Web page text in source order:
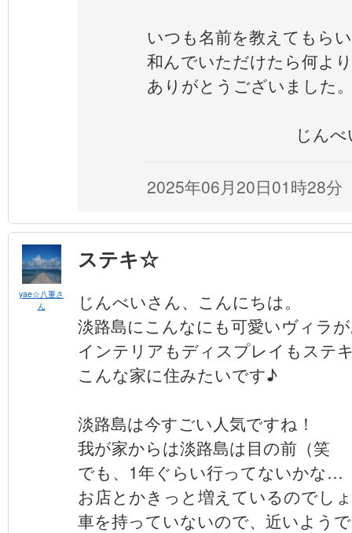
いつも名前を教えてもら
和んでいただけたら何よ
ありがとうございました
じんべ
2025年06月20日01時28分
yae☆八重さ
ん
ステキ☆
じんべいさん、こんにちは。
淡路島にこんなにも可愛いヴィラ
インテリアもディスプレイもステ
こんな家に住みたいです♪
淡路島は今すごい人気ですね！
我が家からは淡路島は目の前（笑
でも、1年ぐらい行ってないかな…
お店とかきっと増えているのでし
車を持っていないので、近いよう